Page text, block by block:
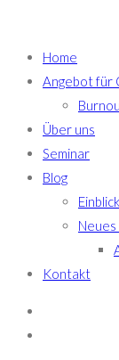
Home
Angebot für
Über uns
Seminar
Blog
Kontakt